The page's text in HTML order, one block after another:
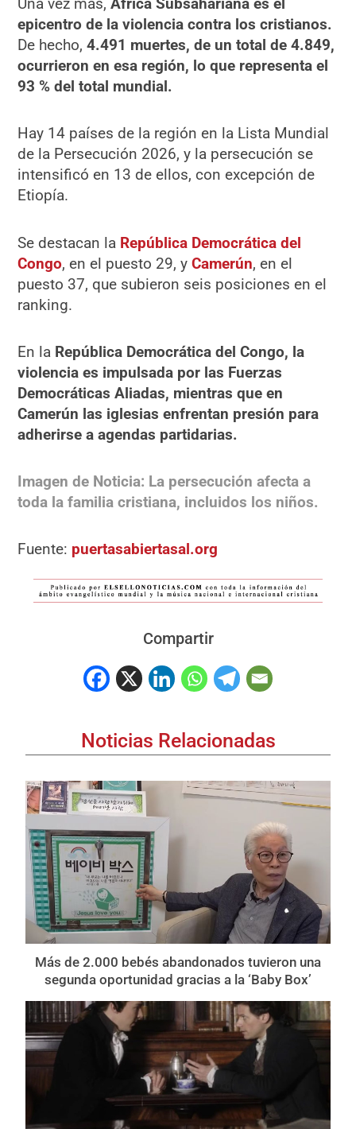
Una vez más,África Subsahariana es el
epicentro de la violencia contra los cristianos.
De hecho,4.491 muertes, de un total de 4.849,
ocurrieron en esa región, lo que representa el
93 % del total mundial.
Hay 14 países de la región en la Lista Mundial
de la Persecución 2026, y la persecución se
intensificó en 13 de ellos, con excepción de
Etiopía.
Se destacan la República Democrática del
Congo, en el puesto 29, y Camerún, en el
puesto 37, que subieron seis posiciones en el
ranking.
En la República Democrática del Congo, la
violencia es impulsada por las Fuerzas
Democráticas Aliadas, mientras que en
Camerún las iglesias enfrentan presión para
adherirse a agendas partidarias.
Imagen de Noticia: La persecución afecta a
toda la familia cristiana, incluidos los niños.
Fuente: puertasabiertasal.org
Compartir
Noticias Relacionadas
Más de 2.000 bebés abandonados tuvieron una
segunda oportunidad gracias a la ‘Baby Box’